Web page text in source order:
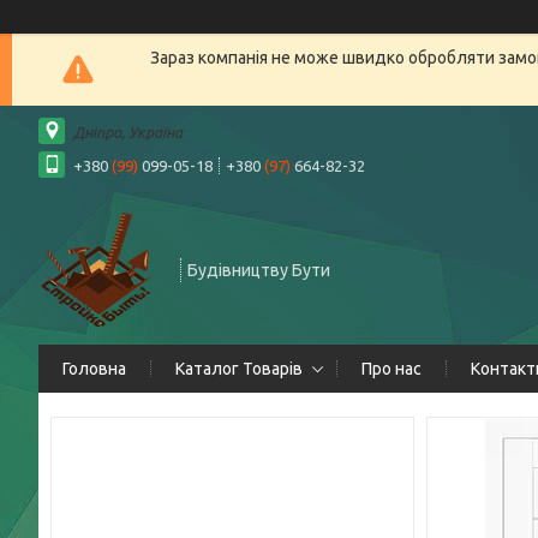
Зараз компанія не може швидко обробляти
Дніпро, Україна
+380 (99) 099-05-18 +380 (97) 664-82-32
Будівництву Бути
Головна Каталог Товарів Про нас